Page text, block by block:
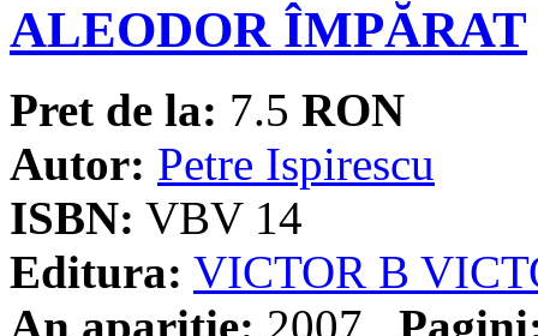
ALEODOR ÎMPĂRAT
Pret de la: 7.5 RON
Autor: Petre Ispirescu
ISBN: VBV 14
Editura: VICTOR B